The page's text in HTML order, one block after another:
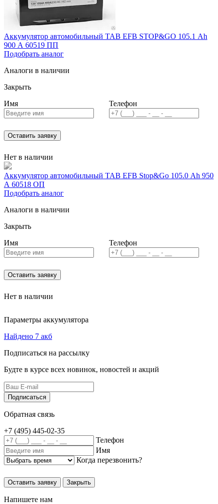
Аккумулятор автомобильный TAB EFB STOP&GO 105.1 Ah
900 A 60519 ПП
Подобрать аналог
Аналоги в наличии
Закрыть
Имя
Телефон
Оставить заявку
Нет в наличии
Аккумулятор автомобильный TAB EFB Stop&Go 105.0 Ah 950
A 60518 ОП
Подобрать аналог
Аналоги в наличии
Закрыть
Имя
Телефон
Оставить заявку
Нет в наличии
Параметры аккумулятора
Найдено 7 акб
Подписаться на рассылку
Будте в курсе всех новинок, новостей и акций
Подписаться
Обратная связь
+7 (495) 445-02-35
Телефон
Имя
Когда перезвонить?
Оставить заявку Закрыть
Напишете нам